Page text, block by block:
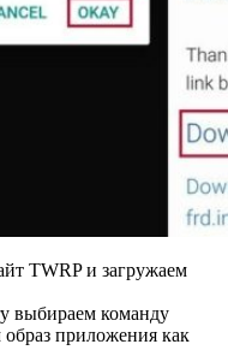
TWRP и загружаем
выбираем команду
образ приложения как